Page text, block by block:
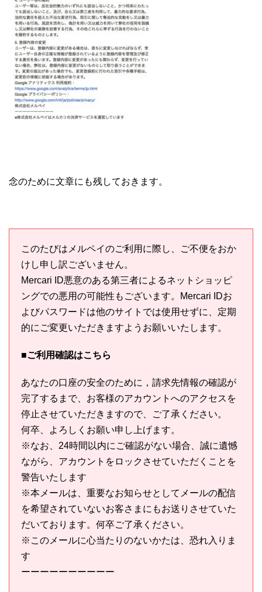
念のために文章にも残しておきます。
このたびはメルペイのご利用に際し、ご不便をおか
けし申し訳ございません。
Mercari ID悪意のある第三者によるネットショッピ
ングでの悪用の可能性もございます。Mercari IDお
よびパスワードは他のサイトでは使用せずに、定期
的にご変更いただきますようお願いいたします。
■ご利用確認はこちら
あなたの口座の安全のために，請求先情報の確認が
完了するまで、お客様のアカウントへのアクセスを
停止させていただきますので、ご了承ください。
何卒、よろしくお願い申し上げます。
※なお、24時間以内にご確認がない場合、誠に遺憾
ながら、アカウントをロックさせていただくことを
警告いたします
※本メールは、重要なお知らせとしてメールの配信
を希望されていないお客さまにもお送りさせていた
だいております。何卒ご了承ください。
※このメールに心当たりのないかたは、恐れ入りま
す
ーーーーーーーーーー